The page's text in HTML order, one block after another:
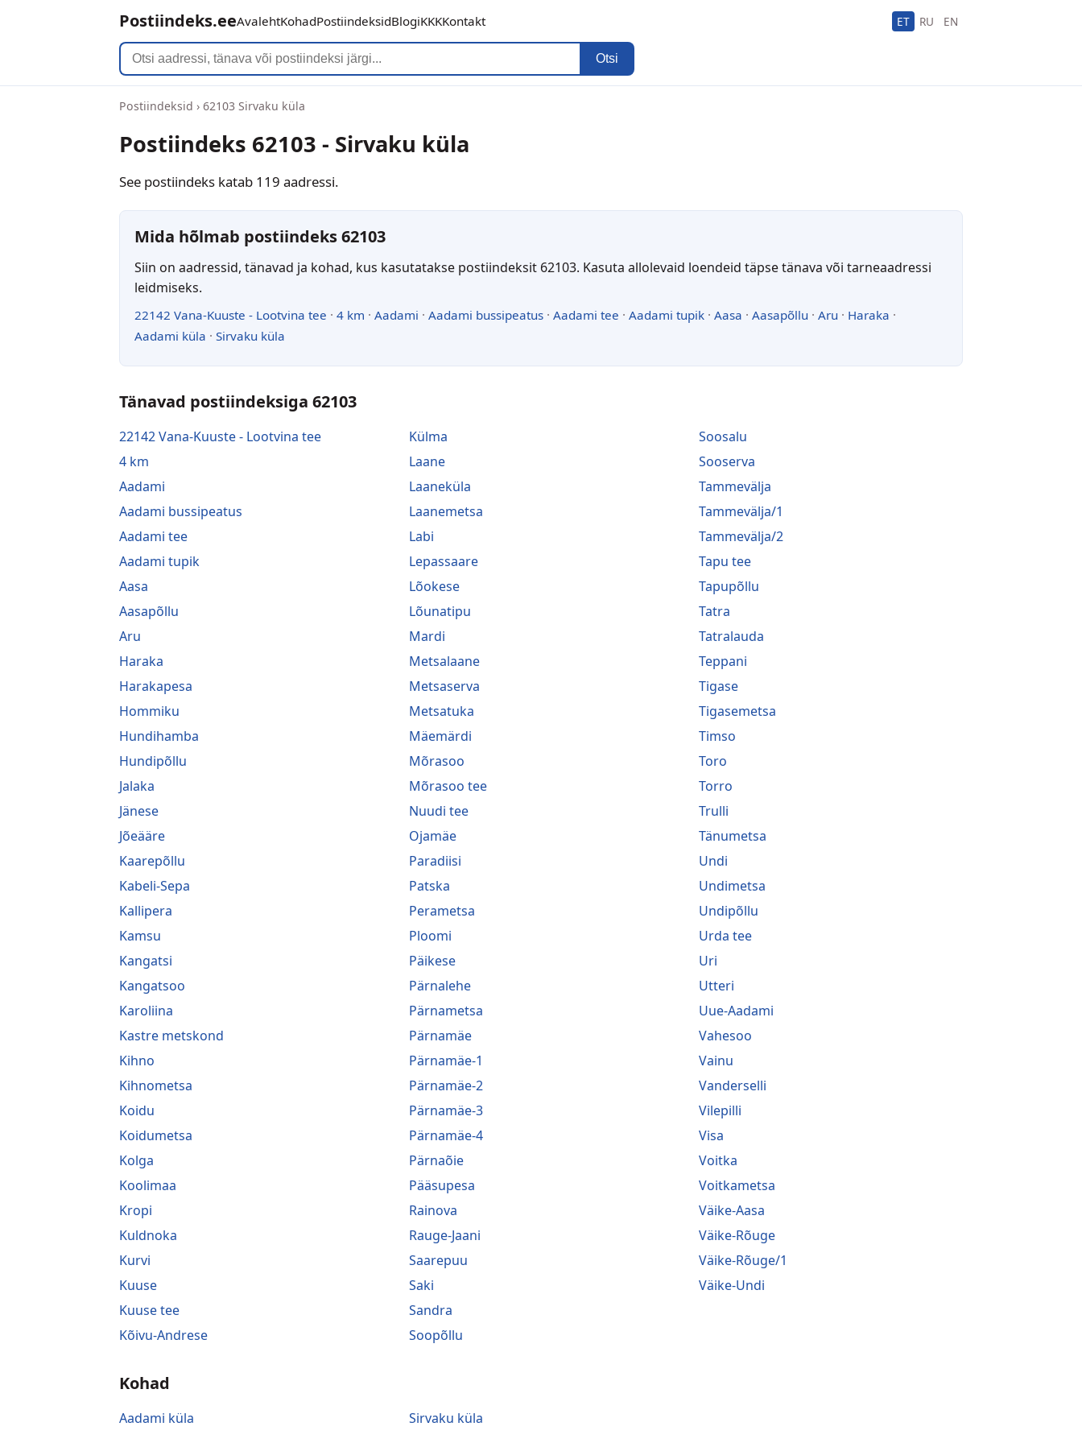
Postiindeks.eeAvalehtKohadPostiindeksidBlogiKKKKontakt ET RU EN
Otsi
Postiindeksid › 62103 Sirvaku küla
Postiindeks 62103 - Sirvaku küla
See postiindeks katab 119 aadressi.
Mida hõlmab postiindeks 62103
Siin on aadressid, tänavad ja kohad, kus kasutatakse postiindeksit 62103. Kasuta allolevaid loendeid täpse tänava või tarneaadressi
leidmiseks.
22142 Vana-Kuuste - Lootvina tee · 4 km · Aadami · Aadami bussipeatus · Aadami tee · Aadami tupik · Aasa · Aasapõllu · Aru · Haraka ·
Aadami küla · Sirvaku küla
Tänavad postiindeksiga 62103
22142 Vana-Kuuste - Lootvina tee
4 km
Aadami
Aadami bussipeatus
Aadami tee
Aadami tupik
Aasa
Aasapõllu
Aru
Haraka
Harakapesa
Hommiku
Hundihamba
Hundipõllu
Jalaka
Jänese
Jõeääre
Kaarepõllu
Kabeli-Sepa
Kallipera
Kamsu
Kangatsi
Kangatsoo
Karoliina
Kastre metskond
Kihno
Kihnometsa
Koidu
Koidumetsa
Kolga
Koolimaa
Kropi
Kuldnoka
Kurvi
Kuuse
Kuuse tee
Kõivu-Andrese
Külma
Laane
Laaneküla
Laanemetsa
Labi
Lepassaare
Lõokese
Lõunatipu
Mardi
Metsalaane
Metsaserva
Metsatuka
Mäemärdi
Mõrasoo
Mõrasoo tee
Nuudi tee
Ojamäe
Paradiisi
Patska
Perametsa
Ploomi
Päikese
Pärnalehe
Pärnametsa
Pärnamäe
Pärnamäe-1
Pärnamäe-2
Pärnamäe-3
Pärnamäe-4
Pärnaõie
Pääsupesa
Rainova
Rauge-Jaani
Saarepuu
Saki
Sandra
Soopõllu
Soosalu
Sooserva
Tammevälja
Tammevälja/1
Tammevälja/2
Tapu tee
Tapupõllu
Tatra
Tatralauda
Teppani
Tigase
Tigasemetsa
Timso
Toro
Torro
Trulli
Tänumetsa
Undi
Undimetsa
Undipõllu
Urda tee
Uri
Utteri
Uue-Aadami
Vahesoo
Vainu
Vanderselli
Vilepilli
Visa
Voitka
Voitkametsa
Väike-Aasa
Väike-Rõuge
Väike-Rõuge/1
Väike-Undi
Kohad
Aadami küla Sirvaku küla